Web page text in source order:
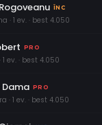
ÎNC
· 1 ev. · best 4.050
PRO
· 1 ev. · best 4.050
Dama PRO
· 1 ev. · best 4.050